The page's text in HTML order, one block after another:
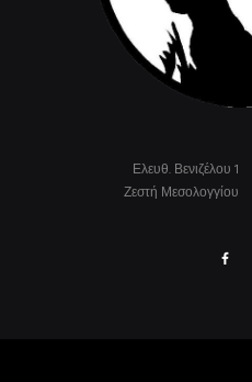
Ελευθ. Βενιζέλου 1
Ζεστή Μεσολογγίου